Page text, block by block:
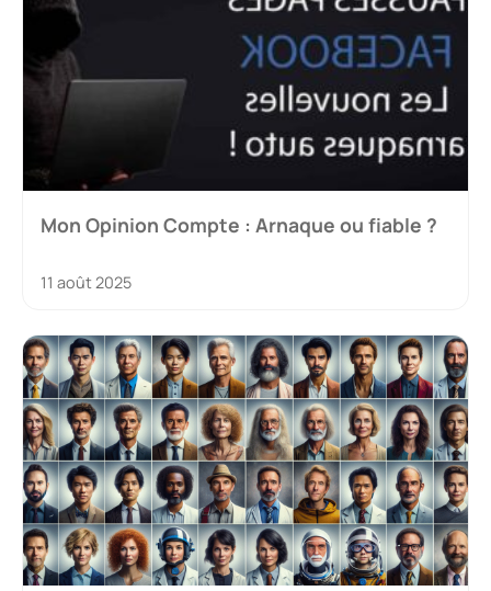
Mon Opinion Compte : Arnaque ou fiable ?
11 août 2025